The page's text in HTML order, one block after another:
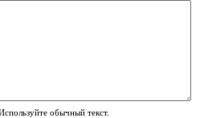
обычный текст.